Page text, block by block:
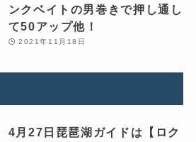
ンクベイトの男巻きで押し通し
て50アップ他！
2021年11月18日
4月27日琵琶湖ガイドは【ロク